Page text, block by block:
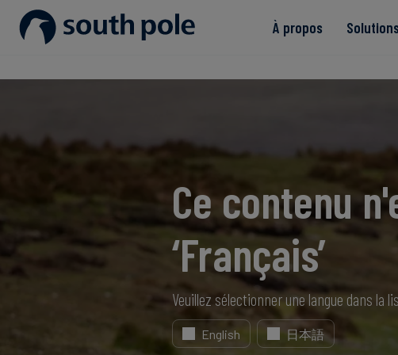
À propos
Nos bureaux
Notre engagement envers l'intégrité
Agroalimentaire
Finance durable
Blog South Pole
Études de cas
Actualités
Ce contenu
‘Français’
Veuillez sélectionner une langue dans la
English 日本語